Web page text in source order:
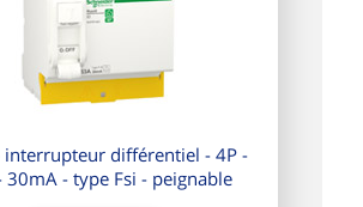
interrupteur différentiel - 4P -
30mA - type Fsi - peignable